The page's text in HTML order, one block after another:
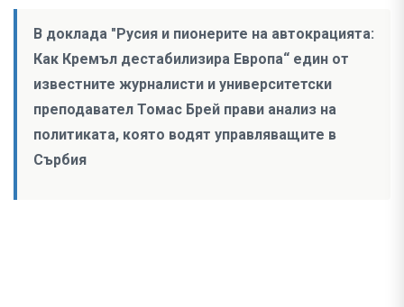
В доклада "Русия и пионерите на автокрацията:
Как Кремъл дестабилизира Европа“ един от
известните журналисти и университетски
преподавател Томас Брей прави анализ на
политиката, която водят управляващите в
Сърбия